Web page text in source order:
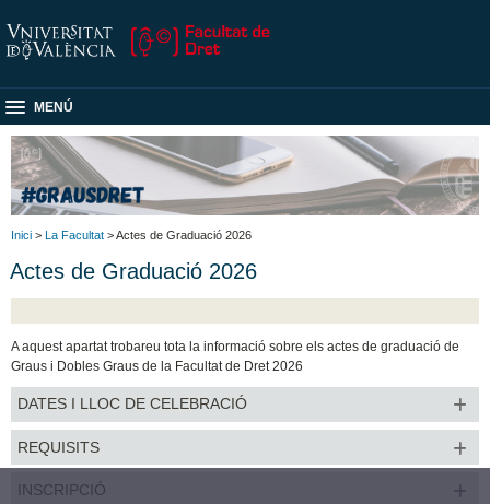
MENÚ
Inici > La Facultat > Actes de Graduació 2026
Actes de Graduació 2026
A aquest apartat trobareu tota la informació sobre els actes de graduació de
Graus i Dobles Graus de la Facultat de Dret 2026
DATES I LLOC DE CELEBRACIÓ
REQUISITS
INSCRIPCIÓ